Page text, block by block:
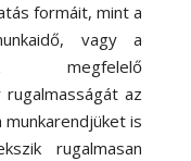
formáit, mint a
vagy a
megfelelő
az
is
rugalmasan